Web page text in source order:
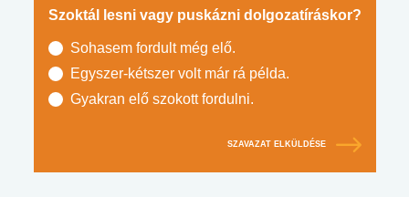
Szoktál lesni vagy puskázni dolgozatíráskor?
Sohasem fordult még elő.
Egyszer-kétszer volt már rá példa.
Gyakran elő szokott fordulni.
SZAVAZAT ELKÜLDÉSE